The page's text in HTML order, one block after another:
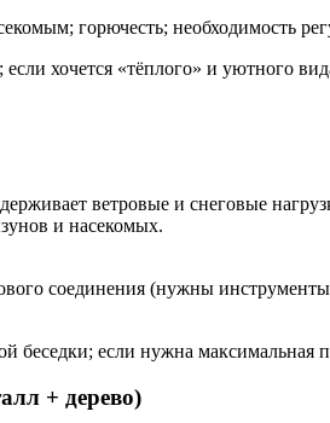
горючесть; необходимость
хочется «тёплого» и уютного
ветровые и снеговые
и насекомых.
соединения (нужны
беседки; если нужна максимальная
+ дерево)